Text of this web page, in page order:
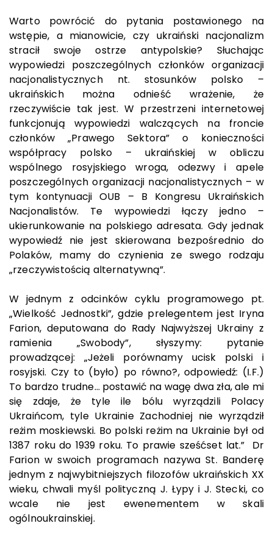
Warto powrócić do pytania postawionego na
wstępie, a mianowicie, czy ukraiński nacjonalizm
stracił swoje ostrze antypolskie? Słuchając
wypowiedzi poszczególnych członków organizacji
nacjonalistycznych nt. stosunków polsko –
ukraińskich można odnieść wrażenie, że
rzeczywiście tak jest. W przestrzeni internetowej
funkcjonują wypowiedzi walczących na froncie
członków „Prawego Sektora” o konieczności
współpracy polsko – ukraińskiej w obliczu
wspólnego rosyjskiego wroga, odezwy i apele
poszczególnych organizacji nacjonalistycznych – w
tym kontynuacji OUB – B Kongresu Ukraińskich
Nacjonalistów. Te wypowiedzi łączy jedno –
ukierunkowanie na polskiego adresata. Gdy jednak
wypowiedź nie jest skierowana bezpośrednio do
Polaków, mamy do czynienia ze swego rodzaju
„rzeczywistością alternatywną”.
W jednym z odcinków cyklu programowego pt.
„Wielkość Jednostki”, gdzie prelegentem jest Iryna
Farion, deputowana do Rady Najwyższej Ukrainy z
ramienia „Swobody”, słyszymy: pytanie
prowadzącej: „Jeżeli porównamy ucisk polski i
rosyjski. Czy to (było) po równo?, odpowiedź: (I.F.)
To bardzo trudne… postawić na wagę dwa zła, ale mi
się zdaje, że tyle ile bólu wyrządzili Polacy
Ukraińcom, tyle Ukrainie Zachodniej nie wyrządził
reżim moskiewski. Bo polski reżim na Ukrainie był od
1387 roku do 1939 roku. To prawie sześćset lat.” Dr
Farion w swoich programach nazywa St. Banderę
jednym z najwybitniejszych filozofów ukraińskich XX
wieku, chwali myśl polityczną J. Łypy i J. Stecki, co
wcale nie jest ewenementem w skali
ogólnoukrainskiej.